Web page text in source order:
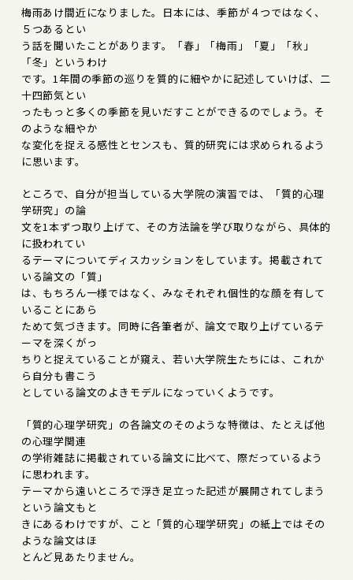
梅雨あけ間近になりました。日本には、季節が４つではなく、
５つあるとい
う話を聞いたことがあります。「春」「梅雨」「夏」「秋」
「冬」というわけ
です。1年間の季節の巡りを質的に細やかに記述していけば、二
十四節気とい
ったもっと多くの季節を見いだすことができるのでしょう。そ
のような細やか
な変化を捉える感性とセンスも、質的研究には求められるよう
に思います。
ところで、自分が担当している大学院の演習では、「質的心理
学研究」の論
文を1本ずつ取り上げて、その方法論を学び取りながら、具体的
に扱われてい
るテーマについてディスカッションをしています。掲載されて
いる論文の「質」
は、もちろん一様ではなく、みなそれぞれ個性的な顔を有して
いることにあら
ためて気づきます。同時に各筆者が、論文で取り上げているテ
ーマを深くがっ
ちりと捉えていることが窺え、若い大学院生たちには、これか
ら自分も書こう
としている論文のよきモデルになっていくようです。
「質的心理学研究」の各論文のそのような特徴は、たとえば他
の心理学関連
の学術雑誌に掲載されている論文に比べて、際だっているよう
に思われます。
テーマから遠いところで浮き足立った記述が展開されてしまう
という論文もと
きにあるわけですが、こと「質的心理学研究」の紙上ではその
ような論文はほ
とんど見あたりません。